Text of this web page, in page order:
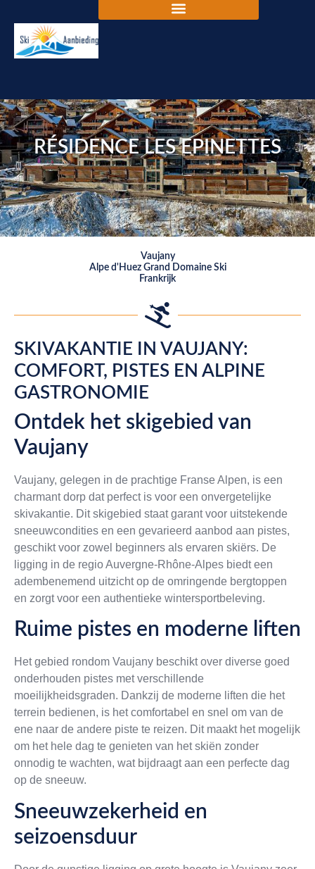
RÉSIDENCE LES EPINETTES
Vaujany
Alpe d'Huez Grand Domaine Ski
Frankrijk
SKIVAKANTIE IN VAUJANY:
COMFORT, PISTES EN ALPINE
GASTRONOMIE
Ontdek het skigebied van
Vaujany
Vaujany, gelegen in de prachtige Franse Alpen, is een
charmant dorp dat perfect is voor een onvergetelijke
skivakantie. Dit skigebied staat garant voor uitstekende
sneeuwcondities en een gevarieerd aanbod aan pistes,
geschikt voor zowel beginners als ervaren skiërs. De
ligging in de regio Auvergne-Rhône-Alpes biedt een
adembenemend uitzicht op de omringende bergtoppen
en zorgt voor een authentieke wintersportbeleving.
Ruime pistes en moderne liften
Het gebied rondom Vaujany beschikt over diverse goed
onderhouden pistes met verschillende
moeilijkheidsgraden. Dankzij de moderne liften die het
terrein bedienen, is het comfortabel en snel om van de
ene naar de andere piste te reizen. Dit maakt het mogelijk
om het hele dag te genieten van het skiën zonder
onnodig te wachten, wat bijdraagt aan een perfecte dag
op de sneeuw.
Sneeuwzekerheid en
seizoensduur